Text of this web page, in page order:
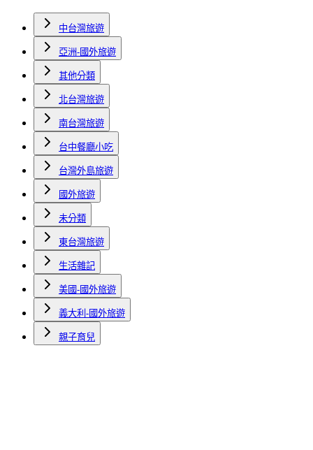
中台灣旅遊
亞洲-國外旅遊
其他分類
北台灣旅遊
南台灣旅遊
台中餐廳小吃
台灣外島旅遊
國外旅遊
未分類
東台灣旅遊
生活雜記
美國-國外旅遊
義大利-國外旅遊
親子育兒